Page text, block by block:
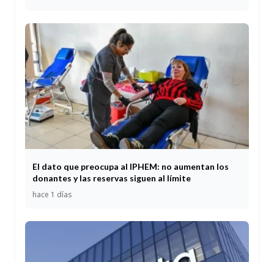
El dato que preocupa al IPHEM: no aumentan los
donantes y las reservas siguen al límite
hace 1 días